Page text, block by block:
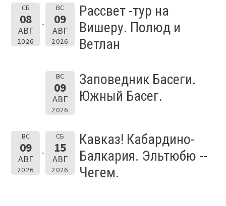
СБ
08
АВГ
2026
ВС
09
АВГ
2026
Рассвет -тур на
Вишеру. Полюд и
Ветлан
ВС
09
АВГ
2026
Заповедник Басеги.
Южный Басег.
ВС
09
АВГ
2026
СБ
15
АВГ
2026
Кавказ! Кабардино-
Балкария. Эльтюбю --
Чегем.